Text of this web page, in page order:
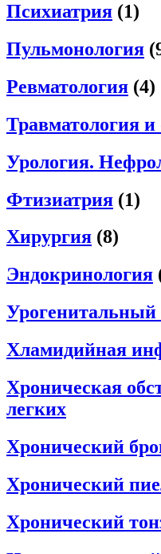
Психиатрия (1)
Пульмонология
Ревматология (4)
Травматология и
Урология.
Фтизиатрия (1)
Хирургия (8)
Эндокринология
Урогенитальный
Хламидийная
Хроническая
легких
Хронический
Хронический
Хронический